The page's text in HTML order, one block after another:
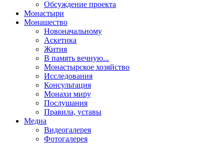
Обсуждение проекта
Монастыри
Монашество
Новоначальному
Аскетика
Жития
В память вечную...
Монастырское хозяйство
Исследования
Консультация
Монахи миру
Послушания
Правила, уставы
Медиа
Видеогалерея
Фотогалерея